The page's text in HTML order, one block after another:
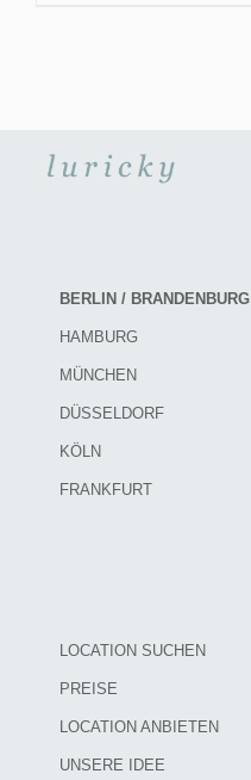
BERLIN / BRANDENBURG
HAMBURG
MÜNCHEN
DÜSSELDORF
KÖLN
FRANKFURT
LOCATION SUCHEN
PREISE
LOCATION ANBIETEN
UNSERE IDEE